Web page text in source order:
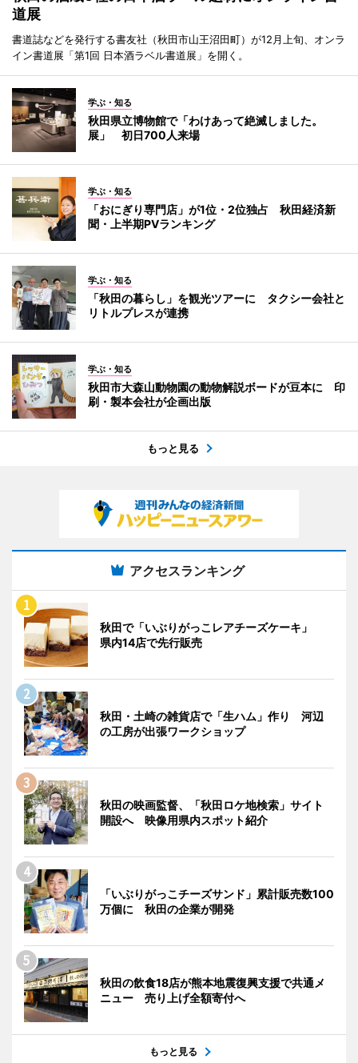
道展
書道誌などを発行する書友社（秋田市山王沼田町）が12月上旬、オンラ
イン書道展「第1回 日本酒ラベル書道展」を開く。
学ぶ・知る
秋田県立博物館で「わけあって絶滅しました。
展」 初日700人来場
学ぶ・知る
「おにぎり専門店」が1位・2位独占 秋田経済新
聞・上半期PVランキング
学ぶ・知る
「秋田の暮らし」を観光ツアーに タクシー会社と
リトルプレスが連携
学ぶ・知る
秋田市大森山動物園の動物解説ボードが豆本に 印
刷・製本会社が企画出版
もっと見る
アクセスランキング
秋田で「いぶりがっこレアチーズケーキ」
県内14店で先行販売
秋田・土崎の雑貨店で「生ハム」作り 河辺
の工房が出張ワークショップ
秋田の映画監督、「秋田ロケ地検索」サイト
開設へ 映像用県内スポット紹介
「いぶりがっこチーズサンド」累計販売数100
万個に 秋田の企業が開発
秋田の飲食18店が熊本地震復興支援で共通メ
ニュー 売り上げ全額寄付へ
もっと見る